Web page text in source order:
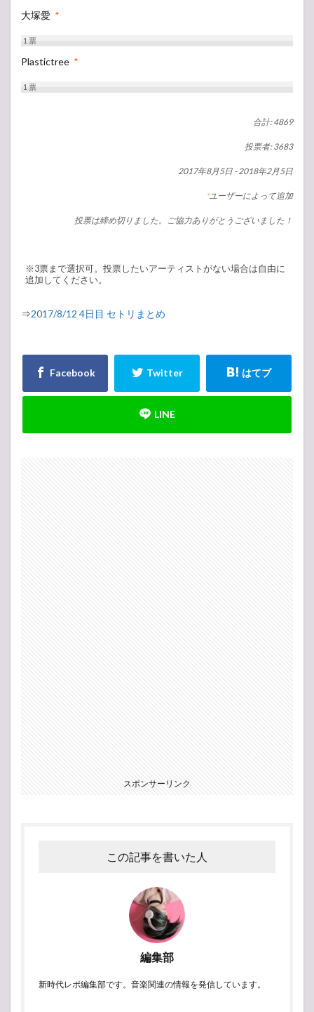
大塚愛 *
1票
Plastictree *
1票
合計: 4869
投票者: 3683
2017年8月5日 -2018年2月5日
*ユーザーによって追加
投票は締め切りました。ご協力ありがとうございました！
※3票まで選択可。投票したいアーティストがない場合は自由に
追加してください。
⇒2017/8/12 4日目 セトリまとめ
スポンサーリンク
この記事を書いた人
編集部
新時代レポ編集部です。音楽関連の情報を発信しています。